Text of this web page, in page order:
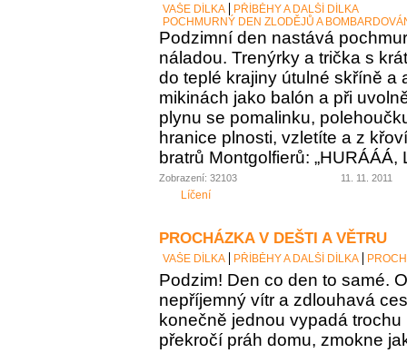
VAŠE DÍLKA
PŘÍBĚHY A DALŠÍ DÍLKA
POCHMURNÝ DEN ZLODĚJŮ A
Podzimní den nastává
náladou. Trenýrky a trička s
do teplé krajiny útulné skříně a
mikinách jako balón a při
plynu se pomalinku,
hranice plnosti, vzletíte a z
bratrů Montgolfierů: „HURÁÁÁ,
Zobrazení: 32103 11. 11. 2011
Líčení
PROCHÁZKA V DEŠTI A VĚTRU
VAŠE DÍLKA PŘÍBĚHY A DALŠÍ DÍLKA
Podzim! Den co den to samé.
nepříjemný vítr a zdlouhavá
konečně jednou vypadá
překročí práh domu, zmokne